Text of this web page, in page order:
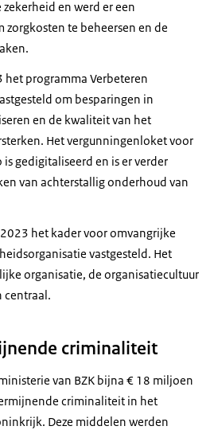
en werd er een
te beheersen en de
het programma Verbeteren
om besparingen in
en de kwaliteit van het
Het vergunningenloket voor
gedigitaliseerd en is er verder
van achterstallig onderhoud van
het kader voor omvangrijke
vastgesteld. Het
organisatie, de organisatiecultuur
centraal.
criminaliteit
van BZK bijna € 18 miljoen
criminaliteit in het
Deze middelen werden